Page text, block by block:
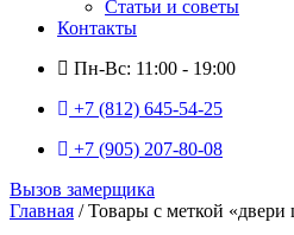
Статьи и советы
Контакты
Пн-Вс: 11:00 - 19:00
+7 (812) 645-54-25
+7 (905) 207-80-08
Вызов замерщика
Главная / Товары с меткой «двери